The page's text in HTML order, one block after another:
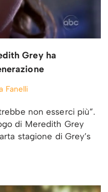
Grey ha
Fanelli
non esserci più”.
di Meredith Grey
stagione di Grey’s